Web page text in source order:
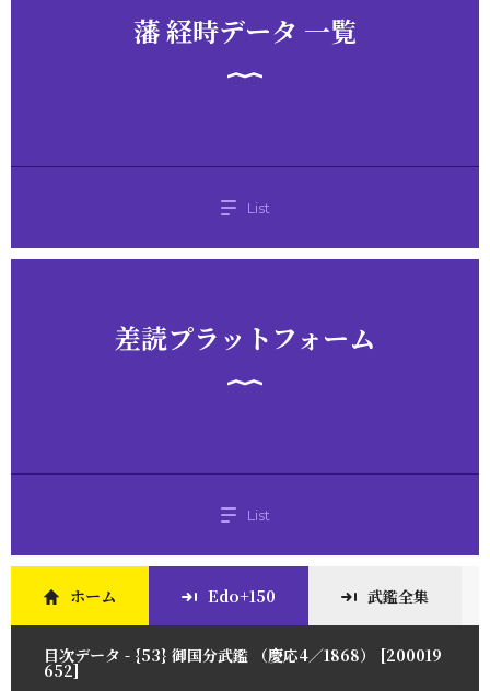
藩 経時データ 一覧
List
差読プラットフォーム
List
ホーム Edo+150 武鑑全集
目次データ - {53} 御国分武鑑 （慶応4／1868） [200019
652]